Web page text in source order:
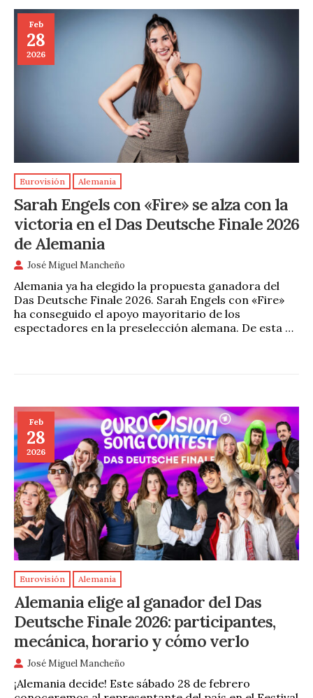
Feb
28
2026
Eurovisión Alemania
Sarah Engels con «Fire» se alza con la
victoria en el Das Deutsche Finale 2026
de Alemania
José Miguel Mancheño
Alemania ya ha elegido la propuesta ganadora del
Das Deutsche Finale 2026. Sarah Engels con «Fire»
ha conseguido el apoyo mayoritario de los
espectadores en la preselección alemana. De esta …
Feb
28
2026
Eurovisión Alemania
Alemania elige al ganador del Das
Deutsche Finale 2026: participantes,
mecánica, horario y cómo verlo
José Miguel Mancheño
¡Alemania decide! Este sábado 28 de febrero